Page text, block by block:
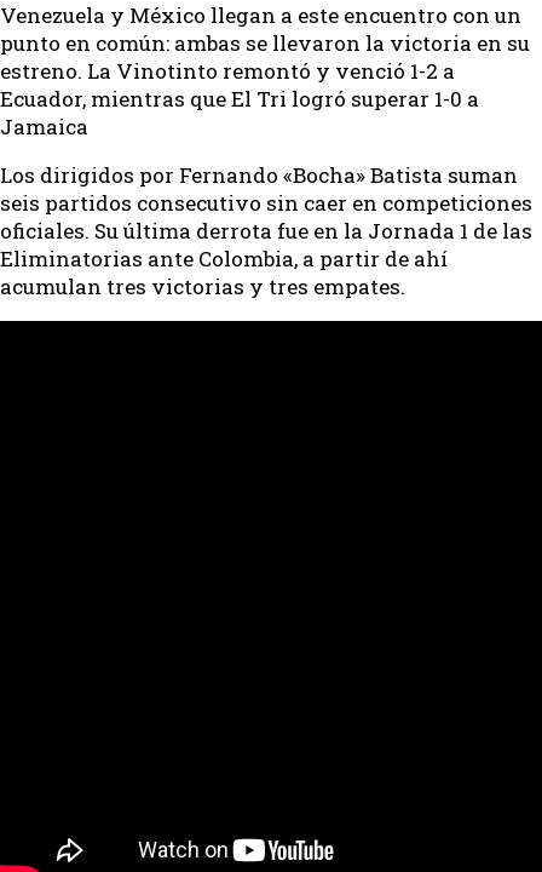
Venezuela y México llegan a este encuentro con un
punto en común: ambas se llevaron la victoria en su
estreno. La Vinotinto remontó y venció 1-2 a
Ecuador, mientras que El Tri logró superar 1-0 a
Jamaica
Los dirigidos por Fernando «Bocha» Batista suman
seis partidos consecutivo sin caer en competiciones
oficiales. Su última derrota fue en la Jornada 1 de las
Eliminatorias ante Colombia, a partir de ahí
acumulan tres victorias y tres empates.